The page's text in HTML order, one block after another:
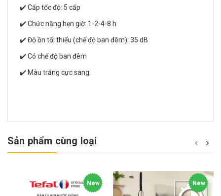
✔️ Cấp tốc độ: 5 cấp
✔️ Chức năng hẹn giờ: 1-2-4-8 h
✔️ Độ ồn tối thiểu (chế độ ban đêm): 35 dB
✔️ Có chế độ ban đêm
✔️ Màu trắng cực sang.
Sản phẩm cùng loại
New New